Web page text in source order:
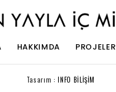
HAKKIMDA PROJELER
Tasarım :INFO BİLİŞİM